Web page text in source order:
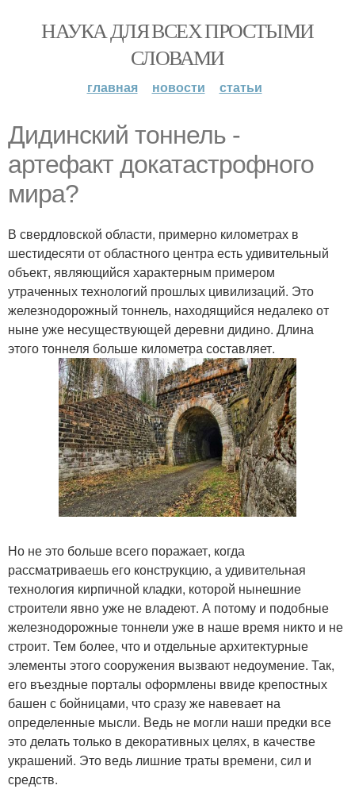
НАУКА ДЛЯ ВСЕХ ПРОСТЫМИ
СЛОВАМИ
главная новости статьи
Дидинский тоннель -
артефакт докатастрофного
мира?
В свердловской области, примерно километрах в
шестидесяти от областного центра есть удивительный
объект, являющийся характерным примером
утраченных технологий прошлых цивилизаций. Это
железнодорожный тоннель, находящийся недалеко от
ныне уже несуществующей деревни дидино. Длина
этого тоннеля больше километра составляет.
Но не это больше всего поражает, когда
рассматриваешь его конструкцию, а удивительная
технология кирпичной кладки, которой нынешние
строители явно уже не владеют. А потому и подобные
железнодорожные тоннели уже в наше время никто и не
строит. Тем более, что и отдельные архитектурные
элементы этого сооружения вызвают недоумение. Так,
его въездные порталы оформлены ввиде крепостных
башен с бойницами, что сразу же навевает на
определенные мысли. Ведь не могли наши предки все
это делать только в декоративных целях, в качестве
украшений. Это ведь лишние траты времени, сил и
средств.